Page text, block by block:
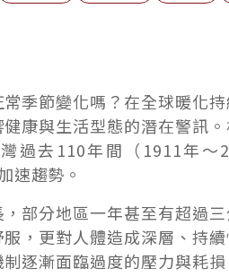
季節變化嗎？在全球暖化
康與生活型態的潛在警訊
灣過去110年間（1911年
速趨勢。
部分地區一年甚至有超過
，更對人體造成深層、持
逐漸面臨過度的壓力與耗